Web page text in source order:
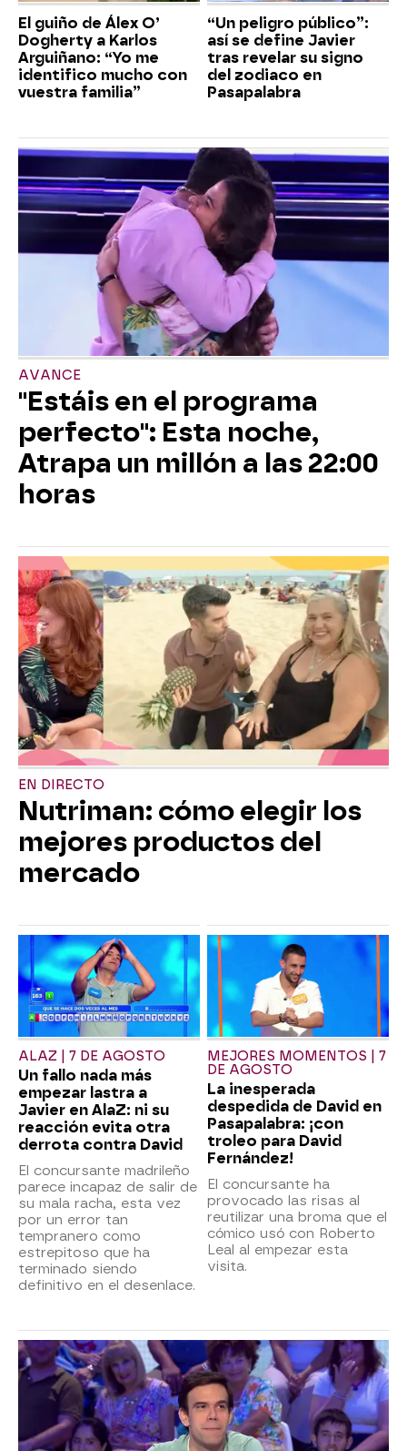
El guiño de Álex O’
Dogherty a Karlos
Arguiñano: “Yo me
identifico mucho con
vuestra familia”
“Un peligro público”:
así se define Javier
tras revelar su signo
del zodiaco en
Pasapalabra
AVANCE
"Estáis en el programa
perfecto": Esta noche,
Atrapa un millón a las 22:00
horas
EN DIRECTO
Nutriman: cómo elegir los
mejores productos del
mercado
ALAZ | 7 DE AGOSTO
Un fallo nada más
empezar lastra a
Javier en AlaZ: ni su
reacción evita otra
derrota contra David
El concursante madrileño
parece incapaz de salir de
su mala racha, esta vez
por un error tan
tempranero como
estrepitoso que ha
terminado siendo
definitivo en el desenlace.
MEJORES MOMENTOS | 7
DE AGOSTO
La inesperada
despedida de David en
Pasapalabra: ¡con
troleo para David
Fernández!
El concursante ha
provocado las risas al
reutilizar una broma que el
cómico usó con Roberto
Leal al empezar esta
visita.